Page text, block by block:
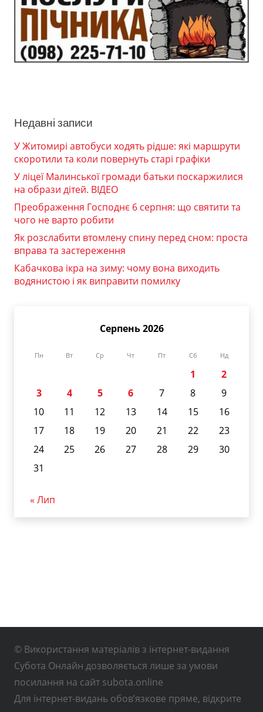
Недавні записи
У Житомирі автобуси ходять рідше: які маршрути
скоротили та коли повернуть старі графіки
У ліцеї Малинської громади батьки поскаржилися
на образи дітей. ВІДЕО
Преображення Господнє 6 серпня: що святити та
чого не варто робити
Як розслабити втомлену спину перед сном: проста
вправа та застереження
Кабачкова ікра на зиму: чому вона виходить
водянистою і як виправити помилку
Серпень 2026
Пн Вт Ср Чт Пт Сб Нд
1
2
3
4 5 6 7 8
9
10
11 12 13 14 15
16
17
18 19 20 21 22
23
24
25 26 27 28 29
30
31
« Лип
© Використання матеріалів з інтернет-видання
Субота Онлайн дозволяється лише за умови
посилання на сайт subota.online
Для інтернет-видань обов’язкове пряме, відкрите